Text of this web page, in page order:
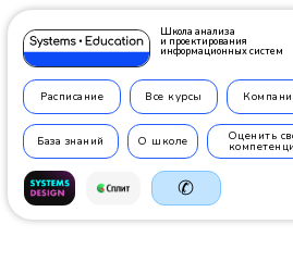
Школа анализа
и проектирования
информационных систем
Расписание Все курсы
Оценить
База знаний О школе
✆